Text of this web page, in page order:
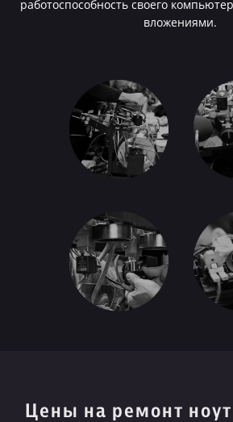
работоспособность своего
вложениями.
Цены на ремонт